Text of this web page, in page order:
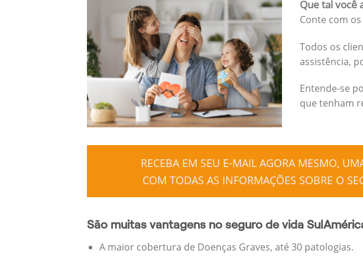
Que tal você
Conte com
Todos os
assistência,
Entende-se
que tenham
RECEBA EM SEU E-MAIL AGORA MESMO,
COM TODAS AS INFORMAÇÕES SOBRE O
São muitas vantagens no seguro de vida
A maior cobertura de Doenças Graves, até 30 patologias.